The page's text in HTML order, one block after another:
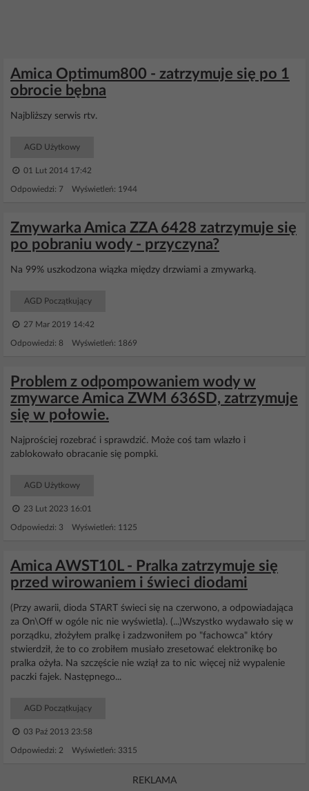
Amica Optimum800 - zatrzymuje się po 1
obrocie bębna
Najbliższy serwis rtv.
AGD Użytkowy
01 Lut 2014 17:42
Odpowiedzi: 7 Wyświetleń: 1944
Zmywarka Amica ZZA 6428 zatrzymuje się
po pobraniu wody - przyczyna?
Na 99% uszkodzona wiązka między drzwiami a zmywarką.
AGD Początkujący
27 Mar 2019 14:42
Odpowiedzi: 8 Wyświetleń: 1869
Problem z odpompowaniem wody w
zmywarce Amica ZWM 636SD, zatrzymuje
się w połowie.
Najprościej rozebrać i sprawdzić. Może coś tam wlazło i
zablokowało obracanie się pompki.
AGD Użytkowy
23 Lut 2023 16:01
Odpowiedzi: 3 Wyświetleń: 1125
Amica AWST10L - Pralka zatrzymuje się
przed wirowaniem i świeci diodami
(Przy awarii, dioda START świeci się na czerwono, a odpowiadająca
za On\Off w ogóle nic nie wyświetla). (...)Wszystko wydawało się w
porządku, złożyłem pralkę i zadzwoniłem po "fachowca" który
stwierdził, że to co zrobiłem musiało zresetować elektronikę bo
pralka ożyła. Na szczęście nie wziął za to nic więcej niż wypalenie
paczki fajek. Następnego...
AGD Początkujący
03 Paź 2013 23:58
Odpowiedzi: 2 Wyświetleń: 3315
REKLAMA